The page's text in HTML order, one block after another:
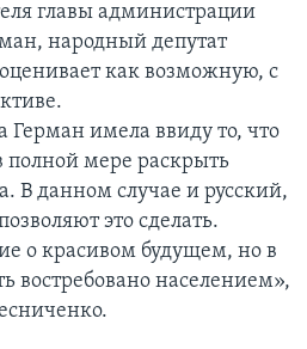
главы администрации
народный депутат
как возможную, с
Герман имела ввиду то, что
мере раскрыть
В данном случае и русский,
это сделать.
о красивом будущем, но в
востребовано населением»,